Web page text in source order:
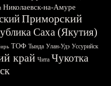
Николаевск-на-Амуре
Приморский
Саха (Якутия)
ТОФ Тында Улан-Удэ Уссурийск
край Чита Чукотка